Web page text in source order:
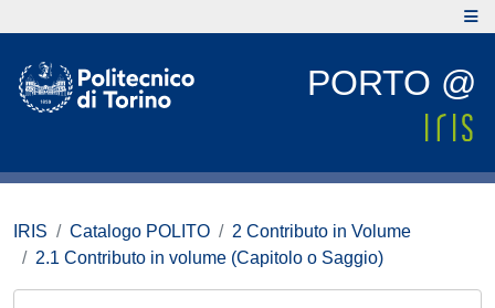
PORTO @
IRIS Catalogo POLITO
2 Contributo in Volume
2.1 Contributo in volume (Capitolo o Saggio)